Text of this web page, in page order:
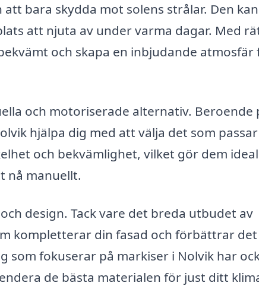
bara skydda mot solens strålar. Den kan
att njuta av under varma dagar. Med
och skapa en inbjudande atmosfär
och motoriserade alternativ. Beroende
hjälpa dig med att välja det som
och bekvämlighet, vilket gör dem
nå manuellt.
design. Tack vare det breda utbudet av
kompletterar din fasad och förbättrar det
som fokuserar på markiser i Nolvik har
de bästa materialen för just ditt